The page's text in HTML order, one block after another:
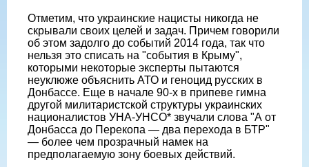
Отметим, что украинские нацисты никогда не
скрывали своих целей и задач. Причем говорили
об этом задолго до событий 2014 года, так что
нельзя это списать на "события в Крыму",
которыми некоторые эксперты пытаются
неуклюже объяснить АТО и геноцид русских в
Донбассе. Еще в начале 90-х в припеве гимна
другой милитаристской структуры украинских
националистов УНА-УНСО* звучали слова "А от
Донбасса до Перекопа — два перехода в БТР"
— более чем прозрачный намек на
предполагаемую зону боевых действий.